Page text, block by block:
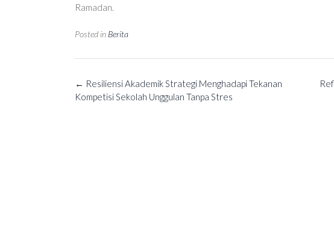
Ramadan.
Posted in Berita
Post
navigation
← Resiliensi Akademik Strategi Menghadapi Tekanan
Kompetisi Sekolah Unggulan Tanpa Stres